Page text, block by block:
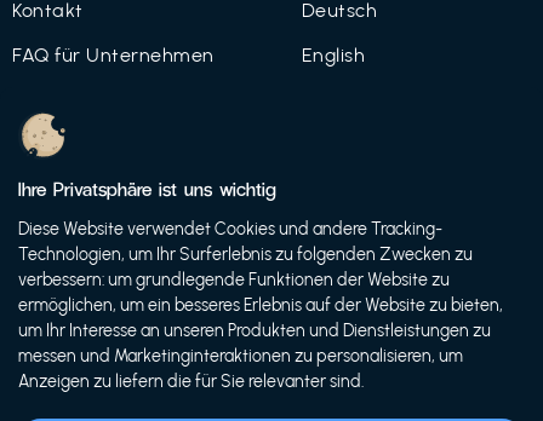
Kontakt
FAQ für Unternehmen
Datenschutz
Nutzungsbedingungen
Deutsch
English
© 2021 FutureBens GmbH
Ihre Privatsphäre ist uns wichtig
Diese Website verwendet Cookies und andere Tracking-
Technologien, um Ihr Surferlebnis zu folgenden Zwecken zu
verbessern: um grundlegende Funktionen der Website zu
ermöglichen, um ein besseres Erlebnis auf der Website zu bieten,
um Ihr Interesse an unseren Produkten und Dienstleistungen zu
messen und Marketinginteraktionen zu personalisieren, um
Anzeigen zu liefern die für Sie relevanter sind.